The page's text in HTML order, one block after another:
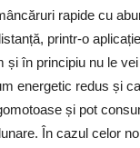
rapide cu
printr-o
în principiu nu le
energetic redus și
și pot
În cazul celor